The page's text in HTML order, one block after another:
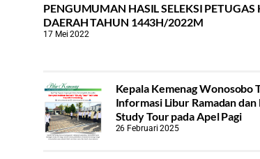
PENGUMUMAN HASIL SELEKSI PETUGAS
DAERAH TAHUN 1443H/2022M
17 Mei 2022
Kepala Kemenag Wonosobo
Informasi Libur Ramadan dan
Study Tour pada Apel Pagi
26 Februari 2025